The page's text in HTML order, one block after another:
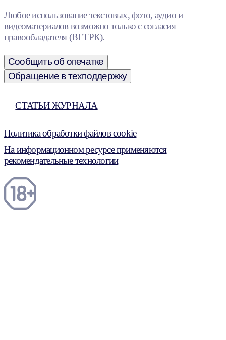
Любое использование текстовых, фото, аудио и
видеоматериалов возможно только с согласия
правообладателя (ВГТРК).
Сообщить об опечатке
Обращение в техподдержку
СТАТЬИ ЖУРНАЛА
Политика обработки файлов cookie
На информационном ресурсе применяются
рекомендательные технологии